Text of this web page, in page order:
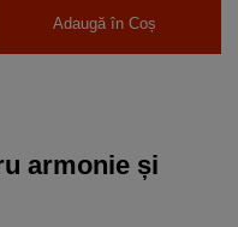
Adaugă în Coș
armonie și